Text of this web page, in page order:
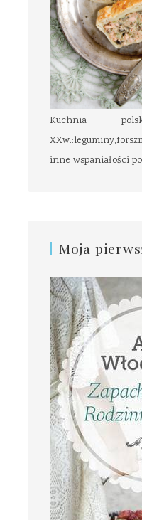
Kuchnia
inne wspaniałości
Moja